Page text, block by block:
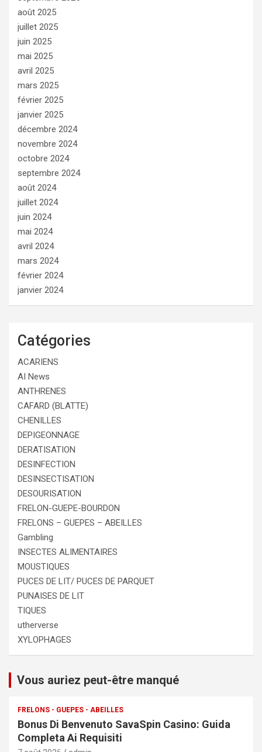
août 2025
juillet 2025
juin 2025
mai 2025
avril 2025
mars 2025
février 2025
janvier 2025
décembre 2024
novembre 2024
octobre 2024
septembre 2024
août 2024
juillet 2024
juin 2024
mai 2024
avril 2024
mars 2024
février 2024
janvier 2024
Catégories
ACARIENS
AI News
ANTHRENES
CAFARD (BLATTE)
CHENILLES
DEPIGEONNAGE
DERATISATION
DESINFECTION
DESINSECTISATION
DESOURISATION
FRELON-GUEPE-BOURDON
FRELONS – GUEPES – ABEILLES
Gambling
INSECTES ALIMENTAIRES
MOUSTIQUES
PUCES DE LIT/ PUCES DE PARQUET
PUNAISES DE LIT
TIQUES
utherverse
XYLOPHAGES
Vous auriez peut-être manqué
FRELONS - GUEPES - ABEILLES
Bonus Di Benvenuto SavaSpin Casino: Guida
Completa Ai Requisiti